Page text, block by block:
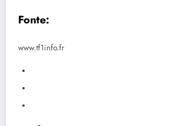
Fonte:
www.tf1info.fr